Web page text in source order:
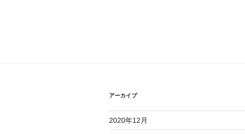
アーカイブ
2020年12月